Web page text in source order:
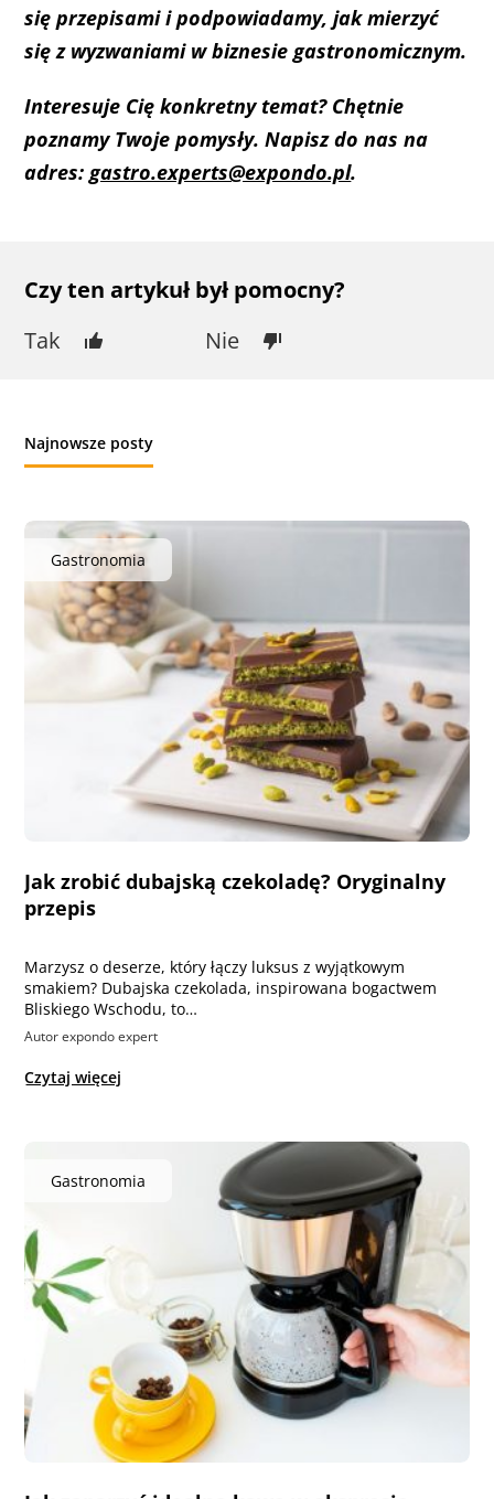
się przepisami i podpowiadamy, jak mierzyć
się z wyzwaniami w biznesie gastronomicznym.
Interesuje Cię konkretny temat? Chętnie
poznamy Twoje pomysły. Napisz do nas na
adres:gastro.experts@expondo.pl.
Czy ten artykuł był pomocny?
Tak
Nie
Najnowsze posty
Gastronomia
Jak zrobić dubajską czekoladę? Oryginalny
przepis
Marzysz o deserze, który łączy luksus z wyjątkowym
smakiem? Dubajska czekolada, inspirowana bogactwem
Bliskiego Wschodu, to…
Autor expondo expert
Czytaj więcej
Gastronomia